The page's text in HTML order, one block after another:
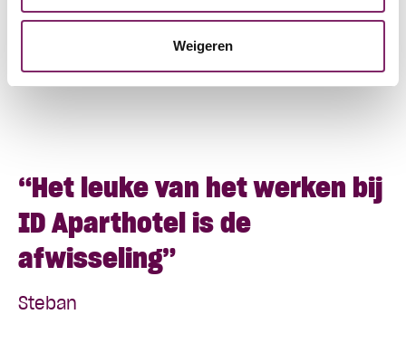
Weigeren
bewandelen en hoe je het beste stapsgewijs met
de medewerker de taken kunt uitbouwen. Het blijft
natuurlijk wel maatwerk”, geeft Krista aan.
“Het leuke van het werken bij
ID Aparthotel is de
afwisseling”
Steban